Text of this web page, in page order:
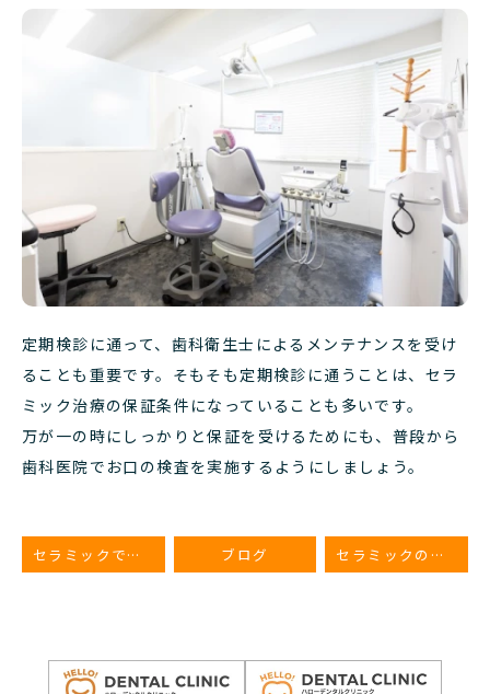
定期検診に通って、歯科衛生士によるメンテナンスを受け
ることも重要です。 そもそも定期検診に通うことは、セラ
ミック治療の保証条件になっていることも多いです。
万が一の時にしっかりと保証を受けるためにも、普段から
歯科医院でお口の検査を実施するようにしましょう。
セラミックでどんな歯の悩みを解決できる？ ブログ セラミックのメリット・デメリット